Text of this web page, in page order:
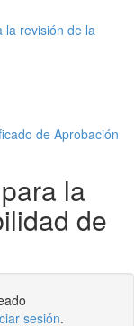
la revisión de la
de Aprobación
la
de
sesión.